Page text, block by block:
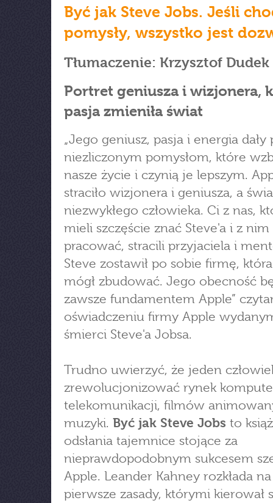
Być jak Steve Jobs. Jeśli
pomysły, wszystko jest
Tłumaczenie: Krzysztof Dudek
Portret geniusza i wizjonera,
pasja zmieniła świat
„Jego geniusz, pasja i energia dały
niezliczonym pomysłom, które
nasze życie i czynią je lepszym.
straciło wizjonera i geniusza, a
niezwykłego człowieka. Ci z nas,
mieli szczęście znać Steve'a i z nim
pracować, stracili przyjaciela i
Steve zostawił po sobie firmę,
mógł zbudować. Jego obecność
zawsze fundamentem Apple”
oświadczeniu firmy Apple
śmierci Steve'a Jobsa.
Trudno uwierzyć, że jeden
zrewolucjonizować rynek
telekomunikacji, filmów
muzyki. Być jak Steve Jobs to
odsłania tajemnice stojące za
nieprawdopodobnym sukcesem
Apple. Leander Kahney rozkłada
pierwsze zasady, którymi kierował